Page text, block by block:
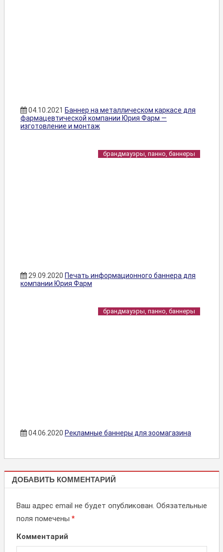
04.10.2021 Баннер на металлическом каркасе для
фармацевтической компании Юрия Фарм —
изготовление и монтаж
брандмауэры, панно, баннеры
29.09.2020 Печать информационного баннера для
компании Юрия Фарм
брандмауэры, панно, баннеры
04.06.2020 Рекламные баннеры для зоомагазина
БРАНДМАУЭРЫ,
ПАННО,
ДОБАВИТЬ КОММЕНТАРИЙ
Ваш адрес email не будет опубликован. Обязательные
поля помечены *
Комментарий